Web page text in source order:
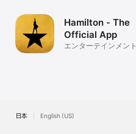
Hamilton - The
Official App
エンターテインメント
日本 English (US)